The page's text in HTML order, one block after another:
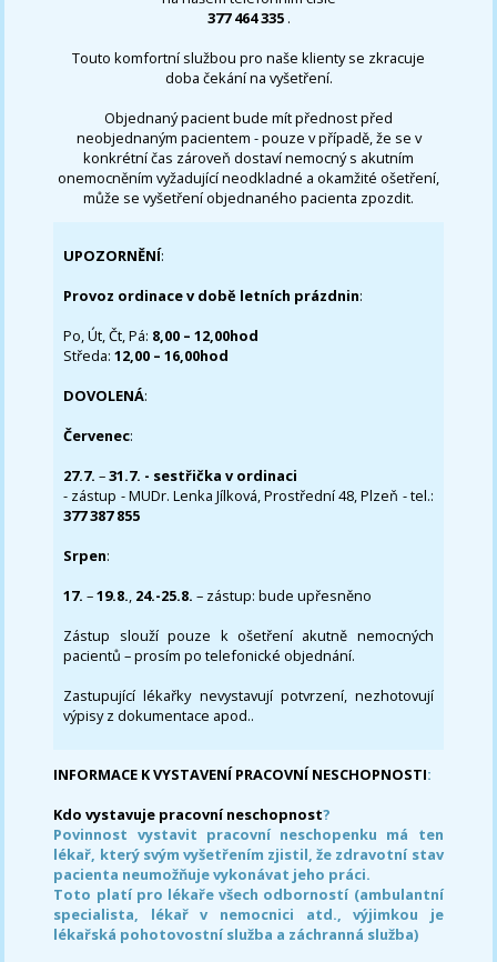
377 464 335 .
Touto komfortní službou pro naše klienty se zkracuje
doba čekání na vyšetření.
Objednaný pacient bude mít přednost před
neobjednaným pacientem - pouze v případě, že se v
konkrétní čas zároveň dostaví nemocný s akutním
onemocněním vyžadující neodkladné a okamžité ošetření,
může se vyšetření objednaného pacienta zpozdit.
UPOZORNĚNÍ:
Provoz ordinace v době letních prázdnin:
Po, Út, Čt, Pá: 8,00 – 12,00hod
Středa:12,00 – 16,00hod
DOVOLENÁ:
Červenec:
27.7.–31.7. - sestřička v ordinaci
- zástup - MUDr. Lenka Jílková, Prostřední 48, Plzeň - tel.:
377 387 855
Srpen:
17. –19.8., 24.-25.8. – zástup: bude upřesněno
Zástup slouží pouze k ošetření akutně nemocných
pacientů – prosím po telefonické objednání.
Zastupující lékařky nevystavují potvrzení, nezhotovují
výpisy z dokumentace apod..
INFORMACE K VYSTAVENÍ PRACOVNÍ NESCHOPNOSTI:
Kdo vystavuje pracovní neschopnost?
Povinnost vystavit pracovní neschopenku má ten
lékař, který svým vyšetřením zjistil, že zdravotní stav
pacienta neumožňuje vykonávat jeho práci.
Toto platí pro lékaře všech odborností (ambulantní
specialista, lékař v nemocnici atd., výjimkou je
lékařská pohotovostní služba a záchranná služba)